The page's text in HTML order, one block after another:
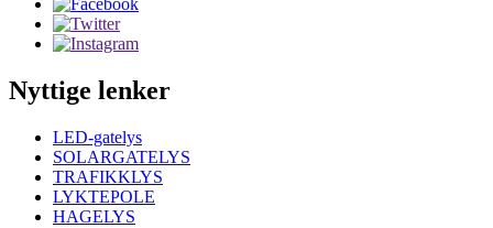
Nyttige lenker
LED-gatelys
SOLARGATELYS
TRAFIKKLYS
LYKTEPOLE
HAGELYS